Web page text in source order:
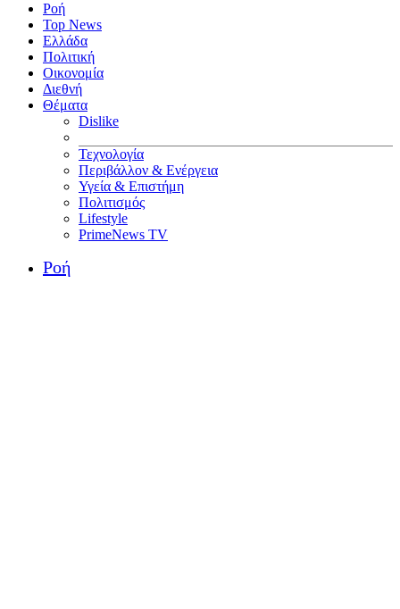
Ροή
Top News
Ελλάδα
Πολιτική
Οικονομία
Διεθνή
Θέματα
Dislike
Τεχνολογία
Περιβάλλον & Ενέργεια
Υγεία & Επιστήμη
Πολιτισμός
Lifestyle
PrimeNews TV
Ροή